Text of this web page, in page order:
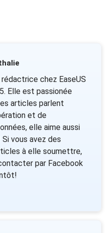
chez EaseUS
Elle est passionée
articles parlent
et de
elle aime aussi
vous avez des
à elle soumettre,
par Facebook